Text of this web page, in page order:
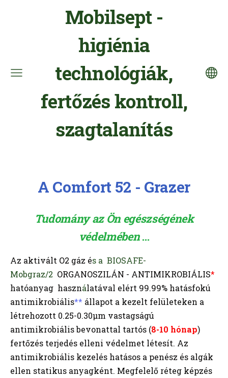
Mobilsept -
higiénia
technológiák,
fertőzés kontroll,
szagtalanítás
A Comfort 52 - Grazer
Tudomány az Ön egészségének
védelmében...
Az aktivált O2 gáz és a BIOSAFE-
Mobgraz/2 ORGANOSZILÁN - ANTIMIKROBIÁLIS*
hatóanyag használatával elért 99.99% hatásfokú
antimikrobiális** állapot a kezelt felületeken a
létrehozott 0.25-0.30μm vastagságú
antimikrobiális bevonattal tartós (8-10 hónap)
fertőzés terjedés elleni védelmet létesít. Az
antimikrobiális kezelés hatásos a penész és algák
ellen statikus anyagként. Megfelelő réteg képzés